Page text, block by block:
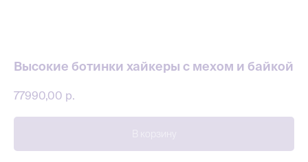
Высокие ботинки хайкеры с мехом и байкой
77990,00 р.